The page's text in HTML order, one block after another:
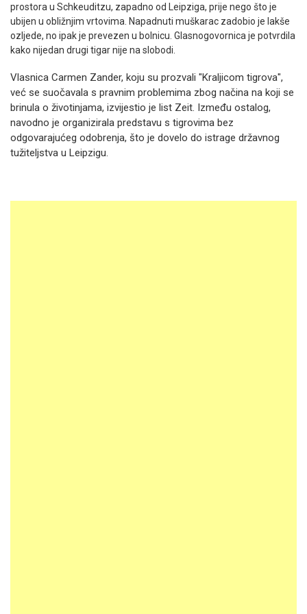
prostora u Schkeuditzu, zapadno od Leipziga, prije nego što je
ubijen u obližnjim vrtovima. Napadnuti muškarac zadobio je lakše
ozljede, no ipak je prevezen u bolnicu. Glasnogovornica je potvrdila
kako nijedan drugi tigar nije na slobodi.
Vlasnica Carmen Zander, koju su prozvali "Kraljicom tigrova",
već se suočavala s pravnim problemima zbog načina na koji se
brinula o životinjama, izvijestio je list Zeit. Između ostalog,
navodno je organizirala predstavu s tigrovima bez
odgovarajućeg odobrenja, što je dovelo do istrage državnog
tužiteljstva u Leipzigu.